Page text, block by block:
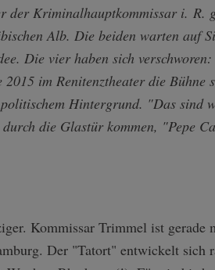
der Kriminalhauptkommissar i. R.
Alb. Die beiden warten auf
Die vier haben sich
im Renitenztheater die Bühne
Hintergrund. "Das sind
die Glastür kommen, "Pepe
Kommissar Trimmel ist
Der "Tatort" entwickelt sich